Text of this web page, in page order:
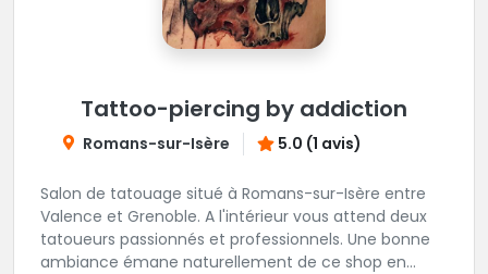
Tattoo-piercing by addiction
Romans-sur-Isère 5.0 (1 avis)
Salon de tatouage situé à Romans-sur-Isère entre
Valence et Grenoble. A l'intérieur vous attend deux
tatoueurs passionnés et professionnels. Une bonne
ambiance émane naturellement de ce shop en